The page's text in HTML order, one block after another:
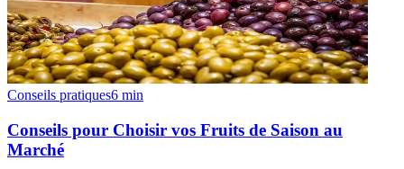
Conseils pratiques6 min
Conseils pour Choisir vos Fruits de Saison au
Marché